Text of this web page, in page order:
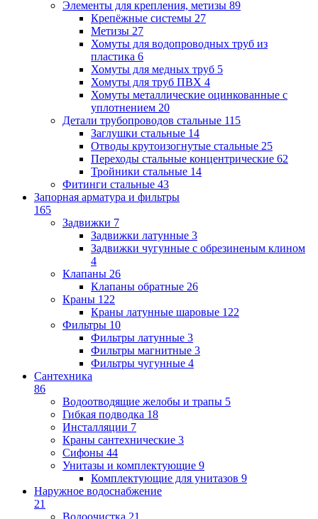
Элементы для крепления, метизы 89
Крепёжные системы 27
Метизы 27
Хомуты для водопроводных труб из
пластика 6
Хомуты для медных труб 5
Хомуты для труб ПВХ 4
Хомуты металлические оцинкованные с
уплотнением 20
Детали трубопроводов стальные 115
Заглушки стальные 14
Отводы крутоизогнутые стальные 25
Переходы стальные концентрические 62
Тройники стальные 14
Фитинги стальные 43
Запорная арматура и фильтры
165
Задвижки 7
Задвижки латунные 3
Задвижки чугунные с обрезиненым клином
4
Клапаны 26
Клапаны обратные 26
Краны 122
Краны латунные шаровые 122
Фильтры 10
Фильтры латунные 3
Фильтры магнитные 3
Фильтры чугунные 4
Сантехника
86
Водоотводящие желобы и трапы 5
Гибкая подводка 18
Инсталляции 7
Краны сантехнические 3
Сифоны 44
Унитазы и комплектующие 9
Комплектующие для унитазов 9
Наружное водоснабжение
21
Водоочистка 21